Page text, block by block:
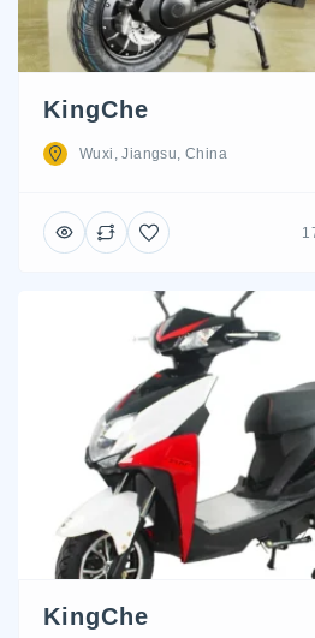
KingChe
Wuxi, Jiangsu, China
KingChe